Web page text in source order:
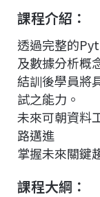
課程介紹：
透過完整的
及數據分析概
結訓後學員將
試之能力。
未來可朝資料
路邁進
掌握未來關鍵
課程大綱：